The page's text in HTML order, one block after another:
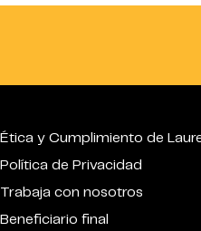
Ética y Cumplimiento de
Política de Privacidad
Trabaja con nosotros
Beneficiario final